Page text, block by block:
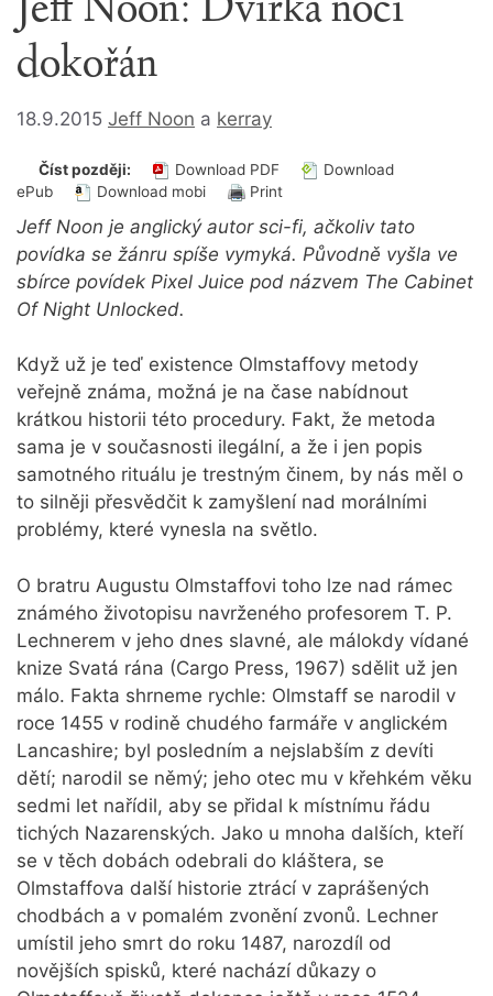
Jeff Noon: Dvířka noci
dokořán
18.9.2015 Jeff Noon a kerray
Číst později: Download PDF
Download
ePub
Download mobi Print
Jeff Noon je anglický autor sci-fi, ačkoliv tato
povídka se žánru spíše vymyká. Původně vyšla ve
sbírce povídek Pixel Juice pod názvem The Cabinet
Of Night Unlocked.
Když už je teď existence Olmstaffovy metody
veřejně známa, možná je na čase nabídnout
krátkou historii této procedury. Fakt, že metoda
sama je v současnosti ilegální, a že i jen popis
samotného rituálu je trestným činem, by nás měl o
to silněji přesvědčit k zamyšlení nad morálními
problémy, které vynesla na světlo.
O bratru Augustu Olmstaffovi toho lze nad rámec
známého životopisu navrženého profesorem T. P.
Lechnerem v jeho dnes slavné, ale málokdy vídané
knize Svatá rána (Cargo Press, 1967) sdělit už jen
málo. Fakta shrneme rychle: Olmstaff se narodil v
roce 1455 v rodině chudého farmáře v anglickém
Lancashire; byl posledním a nejslabším z devíti
dětí; narodil se němý; jeho otec mu v křehkém věku
sedmi let nařídil, aby se přidal k místnímu řádu
tichých Nazarenských. Jako u mnoha dalších, kteří
se v těch dobách odebrali do kláštera, se
Olmstaffova další historie ztrácí v zaprášených
chodbách a v pomalém zvonění zvonů. Lechner
umístil jeho smrt do roku 1487, narozdíl od
novějších spisků, které nachází důkazy o